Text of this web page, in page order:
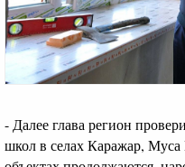
- Далее глава регион
школ в селах Каражар,